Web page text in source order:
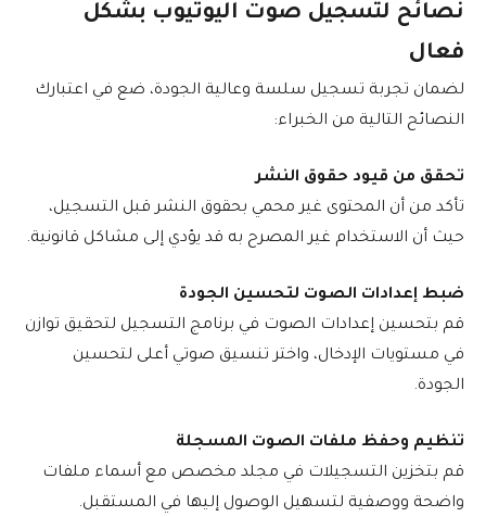
نصائح لتسجيل صوت اليوتيوب بشكل
فعال
لضمان تجربة تسجيل سلسة وعالية الجودة، ضع في اعتبارك
النصائح التالية من الخبراء:
تحقق من قيود حقوق النشر
تأكد من أن المحتوى غير محمي بحقوق النشر قبل التسجيل،
حيث أن الاستخدام غير المصرح به قد يؤدي إلى مشاكل قانونية.
ضبط إعدادات الصوت لتحسين الجودة
قم بتحسين إعدادات الصوت في برنامج التسجيل لتحقيق توازن
في مستويات الإدخال، واختر تنسيق صوتي أعلى لتحسين
الجودة.
تنظيم وحفظ ملفات الصوت المسجلة
قم بتخزين التسجيلات في مجلد مخصص مع أسماء ملفات
واضحة ووصفية لتسهيل الوصول إليها في المستقبل.